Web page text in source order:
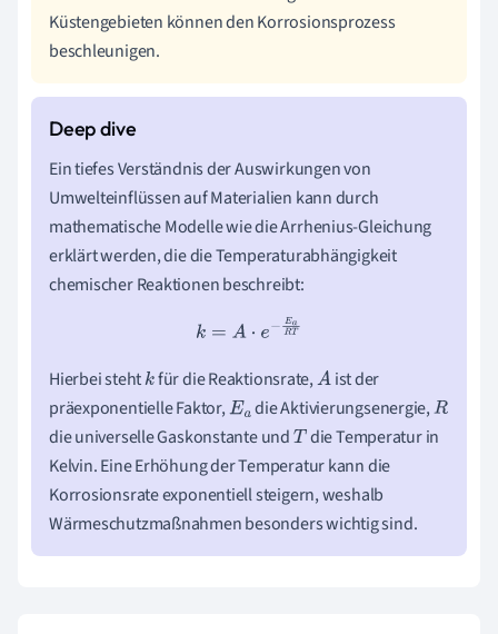
Küstengebieten können den Korrosionsprozess
beschleunigen.
Ein tiefes Verständnis der Auswirkungen von
Umwelteinflüssen auf Materialien kann durch
mathematische Modelle wie die Arrhenius-Gleichung
erklärt werden, die die Temperaturabhängigkeit
chemischer Reaktionen beschreibt:
k=A⋅e − EaRT
Hierbei stehtkfür die Reaktionsrate,A ist der
präexponentielle Faktor,Ea die Aktivierungsenergie,R
die universelle Gaskonstante undT die Temperatur in
Kelvin. Eine Erhöhung der Temperatur kann die
Korrosionsrate exponentiell steigern, weshalb
Wärmeschutzmaßnahmen besonders wichtig sind.